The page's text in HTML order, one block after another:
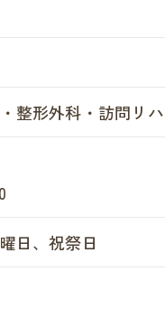
整形外科・訪問
日、祝祭日